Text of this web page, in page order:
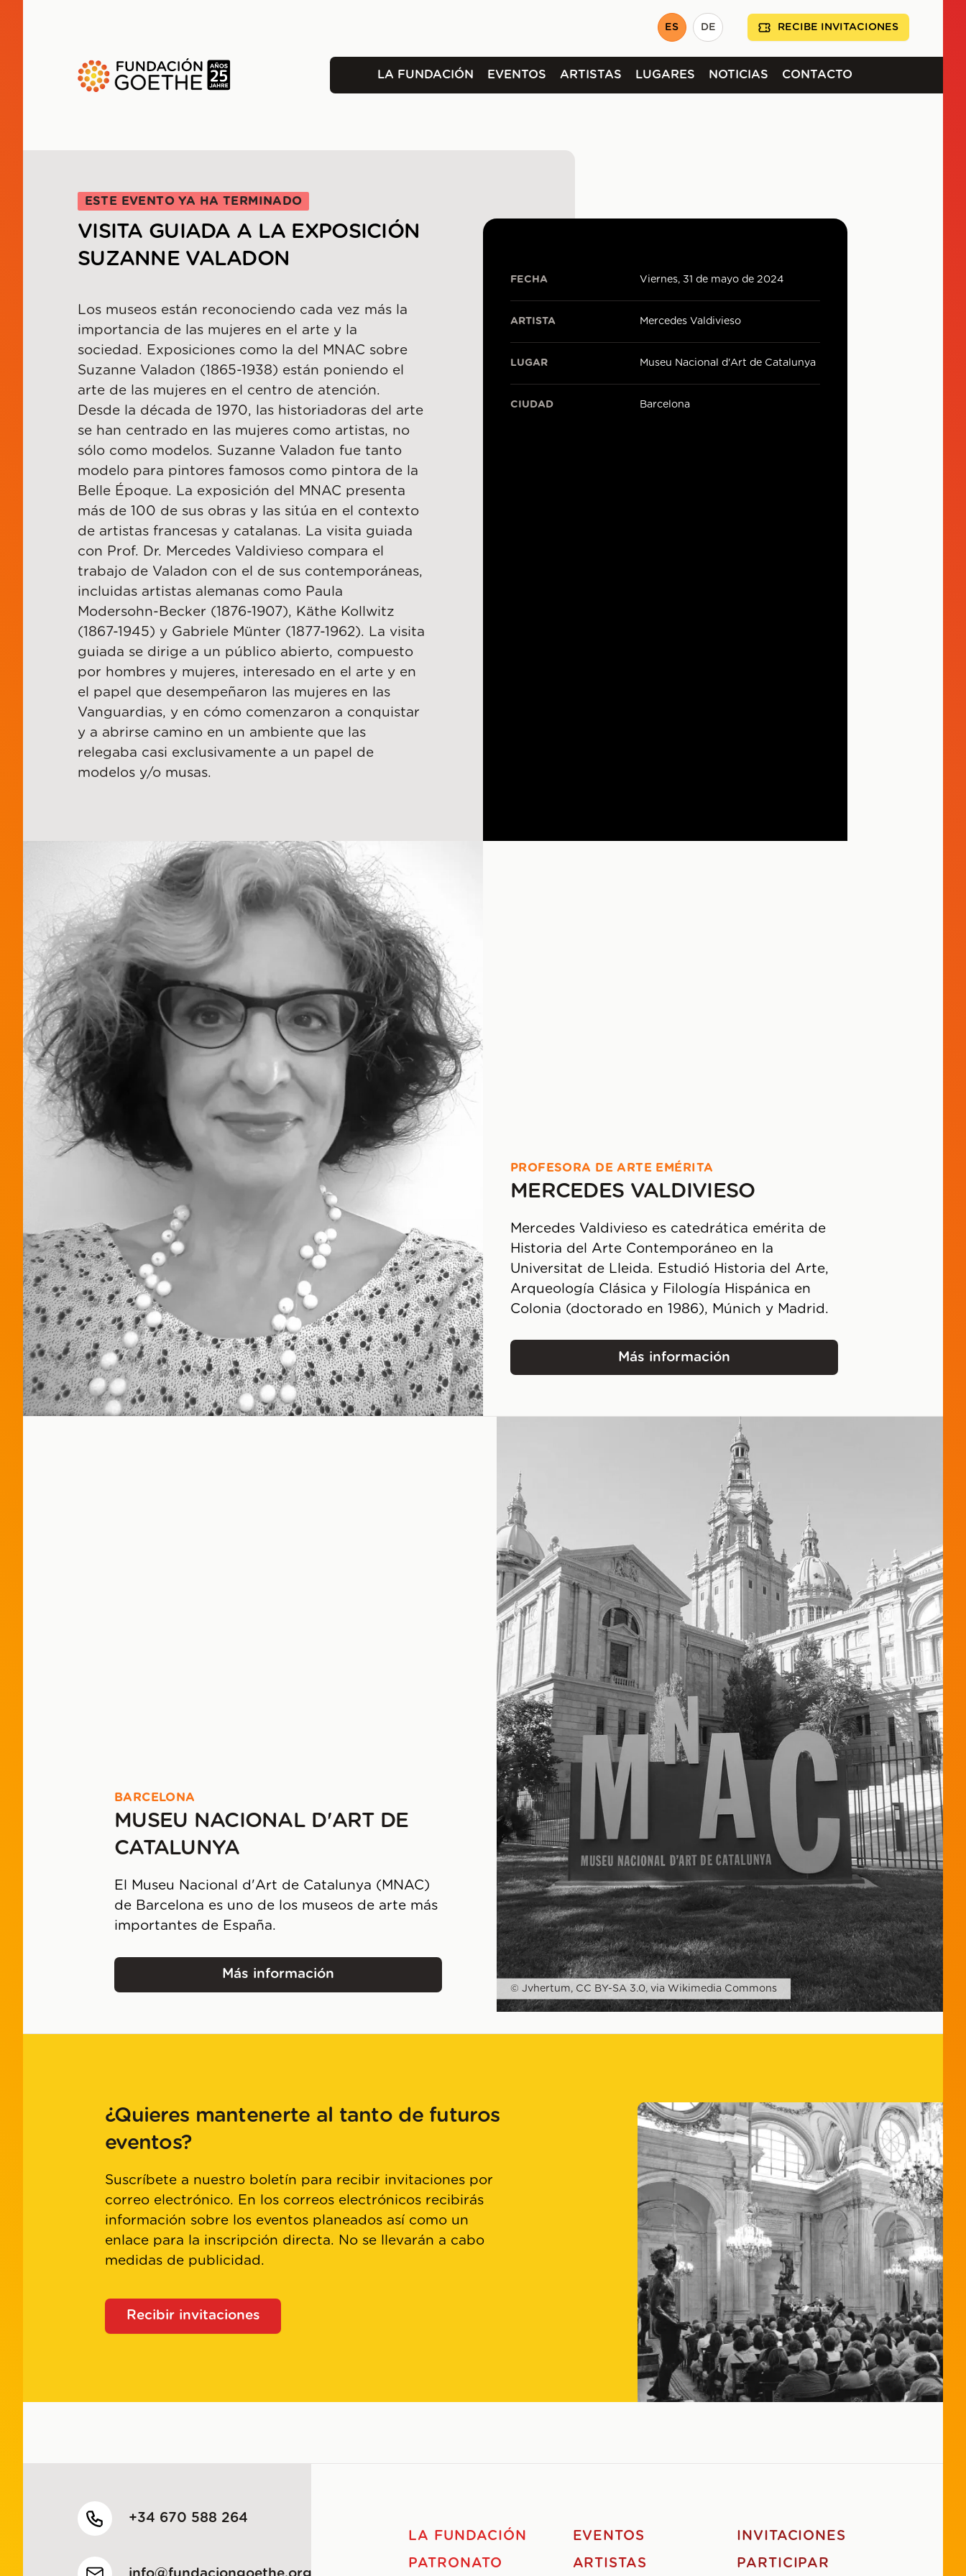
ES DE RECIBE INVITACIONES
LA FUNDACIÓN EVENTOS ARTISTAS LUGARES NOTICIAS CONTACTO
ESTE EVENTO YA HA TERMINADO
VISITA GUIADA A LA EXPOSICIÓN
SUZANNE VALADON
Los museos están reconociendo cada vez más la
importancia de las mujeres en el arte y la
sociedad. Exposiciones como la del MNAC sobre
Suzanne Valadon (1865-1938) están poniendo el
arte de las mujeres en el centro de atención.
Desde la década de 1970, las historiadoras del arte
se han centrado en las mujeres como artistas, no
sólo como modelos. Suzanne Valadon fue tanto
modelo para pintores famosos como pintora de la
Belle Époque. La exposición del MNAC presenta
más de 100 de sus obras y las sitúa en el contexto
de artistas francesas y catalanas. La visita guiada
con Prof. Dr. Mercedes Valdivieso compara el
trabajo de Valadon con el de sus contemporáneas,
incluidas artistas alemanas como Paula
Modersohn-Becker (1876-1907), Käthe Kollwitz
(1867-1945) y Gabriele Münter (1877-1962). La visita
guiada se dirige a un público abierto, compuesto
por hombres y mujeres, interesado en el arte y en
el papel que desempeñaron las mujeres en las
Vanguardias, y en cómo comenzaron a conquistar
y a abrirse camino en un ambiente que las
relegaba casi exclusivamente a un papel de
modelos y/o musas.
FECHA Viernes, 31 de mayo de 2024
ARTISTA Mercedes Valdivieso
LUGAR Museu Nacional d'Art de Catalunya
CIUDAD Barcelona
PROFESORA DE ARTE EMÉRITA
MERCEDES VALDIVIESO
Mercedes Valdivieso es catedrática emérita de
Historia del Arte Contemporáneo en la
Universitat de Lleida. Estudió Historia del Arte,
Arqueología Clásica y Filología Hispánica en
Colonia (doctorado en 1986), Múnich y Madrid.
Más información
© Jvhertum, CC BY-SA 3.0, via Wikimedia Commons
BARCELONA
MUSEU NACIONAL D'ART DE
CATALUNYA
El Museu Nacional d'Art de Catalunya (MNAC)
de Barcelona es uno de los museos de arte más
importantes de España.
Más información
Museu Nacional d'Art de Catalunya
¿Quieres mantenerte al tanto de futuros
eventos?
Suscríbete a nuestro boletín para recibir invitaciones por
correo electrónico. En los correos electrónicos recibirás
información sobre los eventos planeados así como un
enlace para la inscripción directa. No se llevarán a cabo
medidas de publicidad.
Recibir invitaciones
+34 670 588 264
LA FUNDACIÓN
PATRONATO
EVENTOS
ARTISTAS
INVITACIONES
PARTICIPAR